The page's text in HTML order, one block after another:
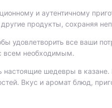
и аутентичному
продукты, сохраняя
удовлетворить все ваши
всем необходимым.
шедевры в
Вкус и аромат блюд,